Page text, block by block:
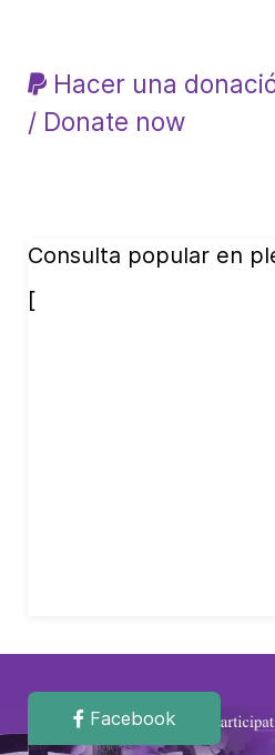
Hacer una
/ Donate now
Consulta popular en
[
Facebook